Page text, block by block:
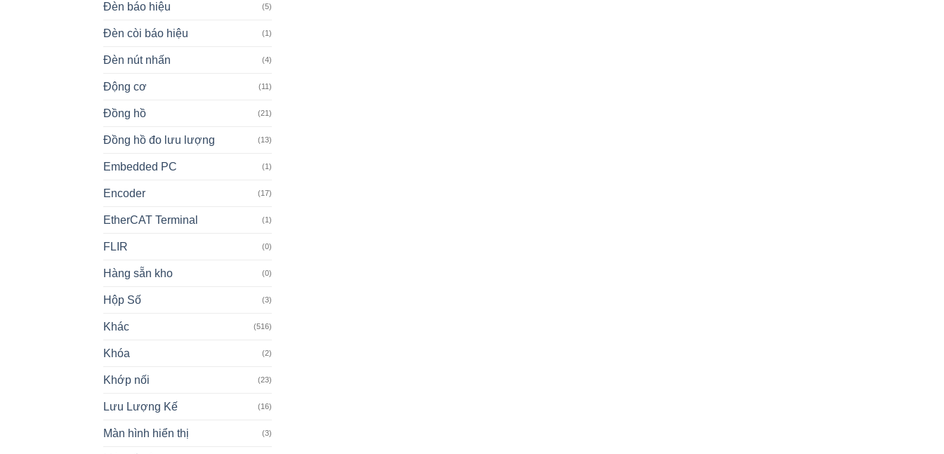
Đèn báo hiệu (5)
Đèn còi báo hiệu (1)
Đèn nút nhấn (4)
Động cơ (11)
Đồng hồ (21)
Đồng hồ đo lưu lượng (13)
Embedded PC (1)
Encoder (17)
EtherCAT Terminal (1)
FLIR (0)
Hàng sẵn kho (0)
Hộp Số (3)
Khác (516)
Khóa (2)
Khớp nối (23)
Lưu Lượng Kế (16)
Màn hình hiển thị (3)